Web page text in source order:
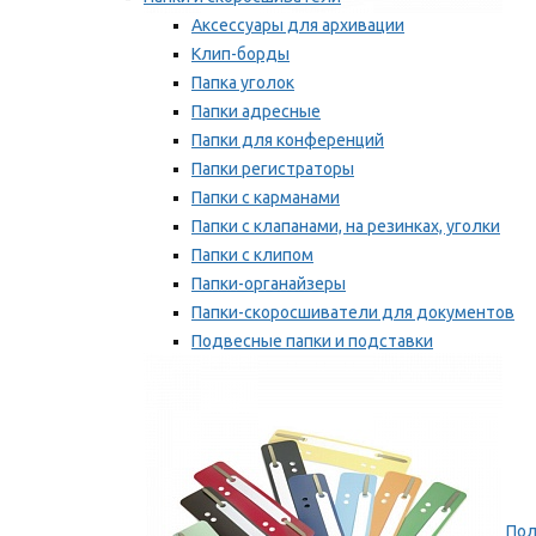
Аксессуары для архивации
Клип-борды
Папка уголок
Папки адресные
Папки для конференций
Папки регистраторы
Папки с карманами
Папки с клапанами, на резинках, уголки
Папки с клипом
Папки-органайзеры
Папки-скоросшиватели для документов
Подвесные папки и подставки